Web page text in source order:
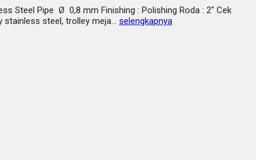
Steel Pipe Ø 0,8 mm Finishing : Polishing Roda : 2″ Cek
stainless steel, trolley meja… selengkapnya